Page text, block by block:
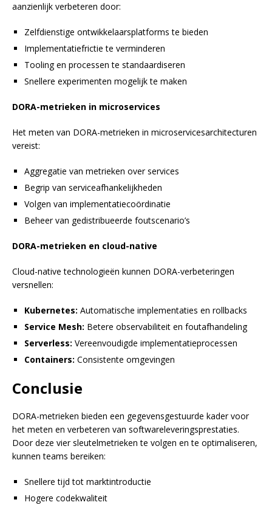
aanzienlijk verbeteren door:
Zelfdienstige ontwikkelaarsplatforms te bieden
Implementatiefrictie te verminderen
Tooling en processen te standaardiseren
Snellere experimenten mogelijk te maken
DORA-metrieken in microservices
Het meten van DORA-metrieken in microservicesarchitecturen
vereist:
Aggregatie van metrieken over services
Begrip van serviceafhankelijkheden
Volgen van implementatiecoördinatie
Beheer van gedistribueerde foutscenario’s
DORA-metrieken en cloud-native
Cloud-native technologieën kunnen DORA-verbeteringen
versnellen:
Kubernetes: Automatische implementaties en rollbacks
Service Mesh: Betere observabiliteit en foutafhandeling
Serverless: Vereenvoudigde implementatieprocessen
Containers: Consistente omgevingen
Conclusie
DORA-metrieken bieden een gegevensgestuurde kader voor
het meten en verbeteren van softwareleveringsprestaties.
Door deze vier sleutelmetrieken te volgen en te optimaliseren,
kunnen teams bereiken:
Snellere tijd tot marktintroductie
Hogere codekwaliteit